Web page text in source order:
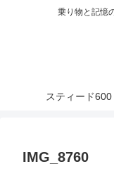
乗り物と記憶
スティード600
IMG_8760